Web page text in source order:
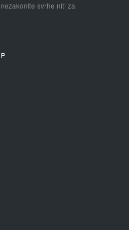
svrhe niti za